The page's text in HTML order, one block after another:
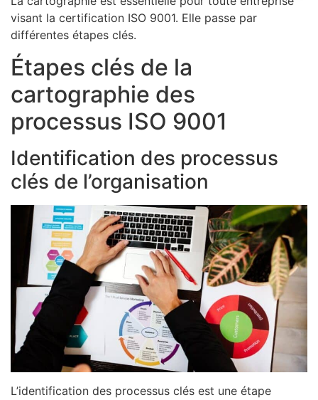
visant la certification ISO 9001. Elle passe par
différentes étapes clés.
Étapes clés de la
cartographie des
processus ISO 9001
Identification des processus
clés de l’organisation
L’identification des processus clés est une étape